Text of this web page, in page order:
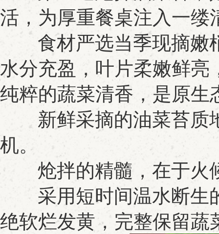
活，为厚重餐桌注入一缕
食材严选当季现摘嫩
水分充盈，叶片柔嫩鲜
纯粹的蔬菜清香，是原生
新鲜采摘的油菜苔质
机。
炝拌的精髓，在于火候
采用短时间温水断生
绝软烂发黄，完整保留蔬